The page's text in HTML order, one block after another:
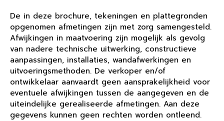
De in deze brochure, tekeningen en plattegronden
opgenomen afmetingen zijn met zorg samengesteld.
Afwijkingen in maatvoering zijn mogelijk als gevolg
van nadere technische uitwerking, constructieve
aanpassingen, installaties, wandafwerkingen en
uitvoeringsmethoden. De verkoper en/of
ontwikkelaar aanvaardt geen aansprakelijkheid voor
eventuele afwijkingen tussen de aangegeven en de
uiteindelijke gerealiseerde afmetingen. Aan deze
gegevens kunnen geen rechten worden ontleend.